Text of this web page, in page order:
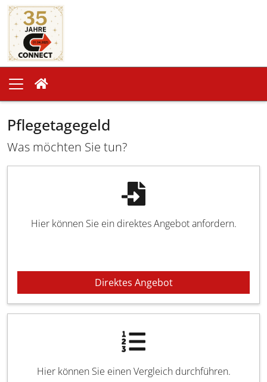
Pflegetagegeld
Was möchten Sie tun?
Hier können Sie ein direktes Angebot anfordern.
Direktes Angebot
Hier können Sie einen Vergleich durchführen.